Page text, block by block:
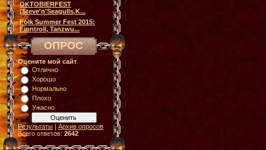
OKTOBIERFEST
(Steve'n'Seagulls,K...
Folk Summer Fest 2015:
Finntroll, Tanzwu...
ОПРОС
Оцените мой сайт
Отлично
Хорошо
Нормально
Плохо
Ужасно
Результаты | Архив опросов
Всего ответов: 2642